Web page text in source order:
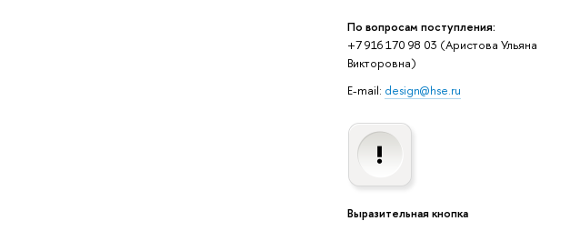
По вопросам поступления:
+7 916 170 98 03 (Аристова Ульяна
Викторовна)
E-mail: design@hse.ru
Выразительная кнопка